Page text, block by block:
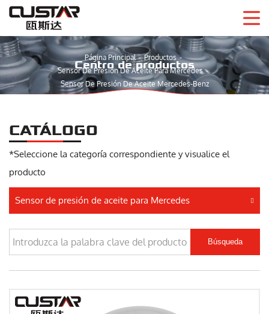
Centro de productos
Página Principal
Productos
Sensor De Presión De Aceite Para Mercedes
Sensor De Presión De Aceite Mercedes-Benz
CATÁLOGO
*Seleccione la categoría correspondiente y visualice el
producto
Sensor de presión de aceite para Mercedes
Búsqueda